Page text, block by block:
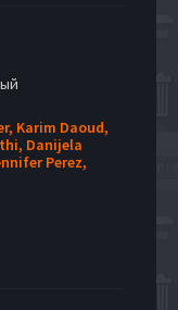
Karim Daoud,
Danijela
Perez,